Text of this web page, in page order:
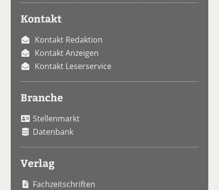
Kontakt
Kontakt Redaktion
Kontakt Anzeigen
Kontakt Leserservice
Branche
Stellenmarkt
Datenbank
Verlag
Fachzeitschriften